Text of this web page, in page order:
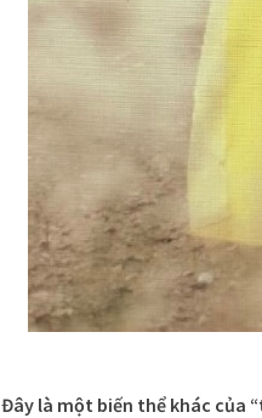
Đây là một biến thể khác của